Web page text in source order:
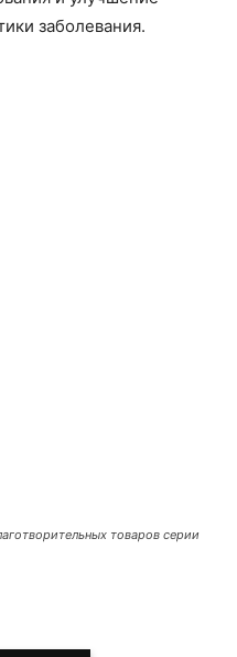
заболевания.
товаров серии